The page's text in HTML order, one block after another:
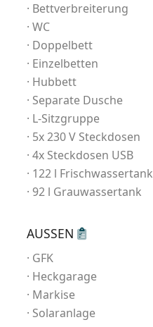
Bettverbreiterung
WC
Doppelbett
Einzelbetten
Hubbett
Separate Dusche
L-Sitzgruppe
5x 230 V Steckdosen
4x Steckdosen USB
122 l Frischwassertank
92 l Grauwassertank
AUSSEN
GFK
Heckgarage
Markise
Solaranlage